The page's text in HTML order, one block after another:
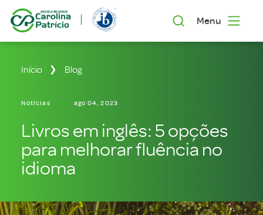
Menu
Início Blog
Notícias ago 04, 2023
Livros em inglês: 5 opções
para melhorar fluência no
idioma